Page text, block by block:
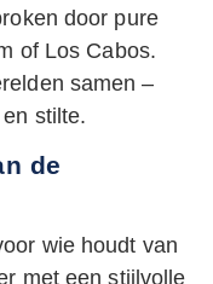
door pure
of Los Cabos.
samen –
stilte.
de
wie houdt van
met een stijlvolle